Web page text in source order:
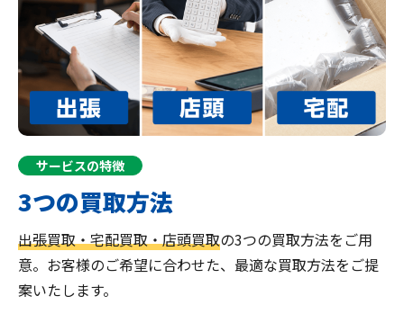
サービスの特徴
3つの買取方法
出張買取・宅配買取・店頭買取の3つの買取方法をご用
意。お客様のご希望に合わせた、最適な買取方法をご提
案いたします。